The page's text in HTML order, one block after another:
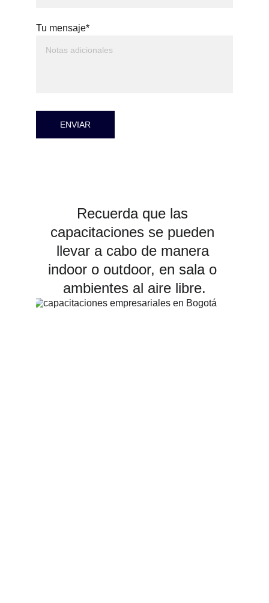
Tu mensaje*
ENVIAR
Recuerda que las
capacitaciones se pueden
llevar a cabo de manera
indoor o outdoor, en sala o
ambientes al aire libre.